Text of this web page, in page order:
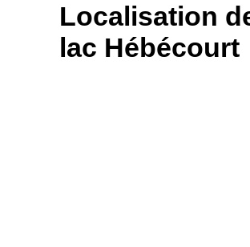
Localisation
lac Hébécourt